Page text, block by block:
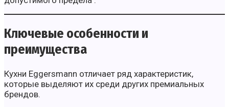
Ключевые особенности и
преимущества
Кухни Eggersmann отличает ряд характеристик,
которые выделяют их среди других премиальных
брендов.